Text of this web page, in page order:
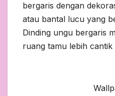
bergaris dengan
atau bantal lucu yang
Dinding ungu bergaris
ruang tamu lebih cantik